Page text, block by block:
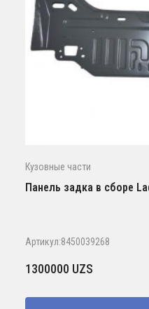
Кузовные части
Панель задка в сборе
Артикул:8450039268
1300000 UZS